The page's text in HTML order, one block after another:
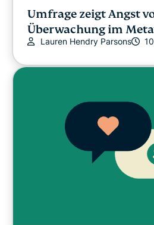
Umfrage zeigt Angst
Überwachung im
Lauren Hendry Parsons